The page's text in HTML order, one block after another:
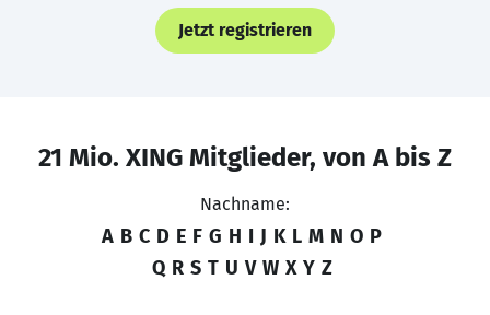
Jetzt registrieren
21 Mio. XING Mitglieder, von A bis Z
Nachname:
A B C D E F G H I J K L M N O P
Q R S T U V W X Y Z